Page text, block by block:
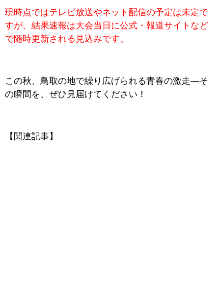
現時点ではテレビ放送やネット配信の予定は未定で
すが、結果速報は大会当日に公式・報道サイトなど
で随時更新される見込みです。
この秋、鳥取の地で繰り広げられる青春の激走―そ
の瞬間を、ぜひ見届けてください！
【関連記事】